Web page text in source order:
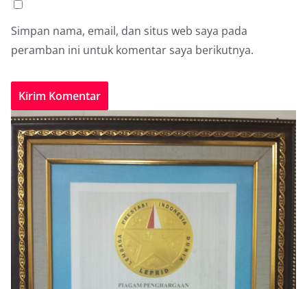
Simpan nama, email, dan situs web saya pada
peramban ini untuk komentar saya berikutnya.